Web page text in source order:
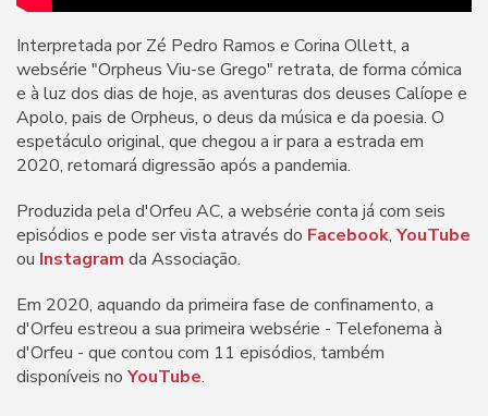
Interpretada por Zé Pedro Ramos e Corina Ollett, a
websérie "Orpheus Viu-se Grego" retrata, de forma cómica
e à luz dos dias de hoje, as aventuras dos deuses Calíope e
Apolo, pais de Orpheus, o deus da música e da poesia. O
espetáculo original, que chegou a ir para a estrada em
2020, retomará digressão após a pandemia.
Produzida pela d'Orfeu AC, a websérie conta já com seis
episódios e pode ser vista através do Facebook, YouTube
ou Instagram da Associação.
Em 2020, aquando da primeira fase de confinamento, a
d'Orfeu estreou a sua primeira websérie - Telefonema à
d'Orfeu - que contou com 11 episódios, também
disponíveis no YouTube.